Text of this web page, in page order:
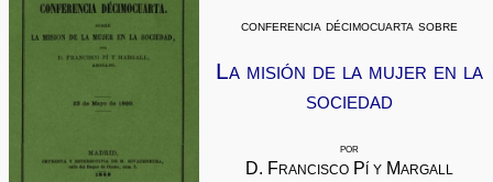
conferencia décimocuarta sobre
La misión de la mujer en la
sociedad
por
D. Francisco Pí y Margall